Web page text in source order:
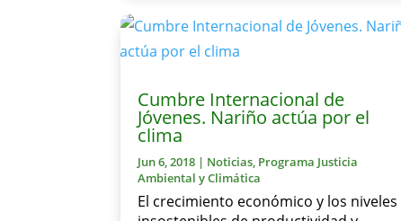
Cumbre Internacional de
Jóvenes. Nariño actúa por el
clima
Jun 6, 2018 | Noticias, Programa Justicia
Ambiental y Climática
El crecimiento económico y los niveles